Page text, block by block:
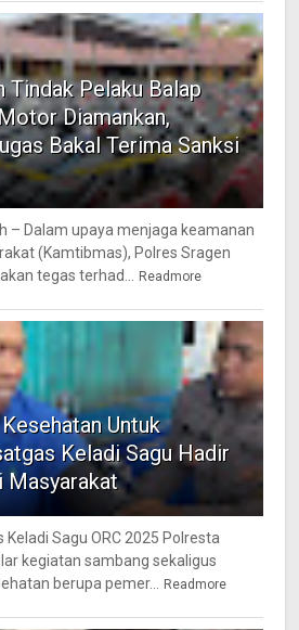
Tindak Pelaku Balap
Diamankan,
Bakal Terima Sanksi
– Dalam upaya menjaga keamanan
(Kamtibmas), Polres Sragen
tegas terhad...
Readmore
Untuk
Keladi Sagu Hadir
Masyarakat
Sagu ORC 2025 Polresta
kegiatan sambang sekaligus
berupa pemer...
Readmore